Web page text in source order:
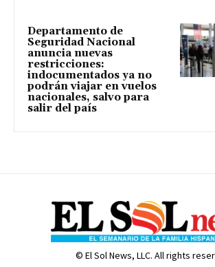
Departamento de
Seguridad Nacional
anuncia nuevas
restricciones:
indocumentados ya no
podrán viajar en vuelos
nacionales, salvo para
salir del país
© El Sol News, LLC. All rights